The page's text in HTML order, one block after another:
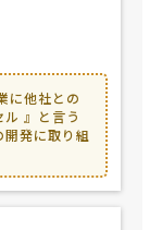
に他社との
』と言う
発に取り組